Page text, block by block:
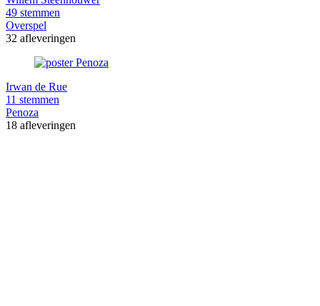
49 stemmen
Overspel
32 afleveringen
Irwan de Rue
11 stemmen
Penoza
18 afleveringen